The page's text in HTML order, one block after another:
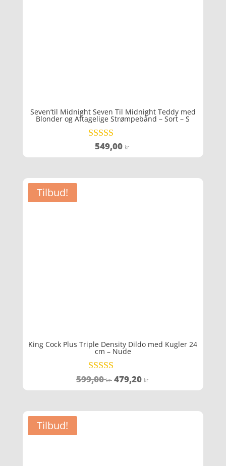
Seven’til Midnight Seven Til Midnight Teddy med
Blonder og Aftagelige Strømpebånd – Sort – S
Vurderet
4
549,00 kr.
Tilbud!
King Cock Plus Triple Density Dildo med Kugler 24
cm – Nude
Vurderet
4.6
599,00kr. Den
oprindelige
479,20 kr.
aktuelle
Tilbud!